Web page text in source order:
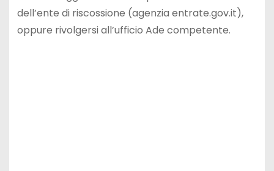
dell’ente di riscossione (agenzia entrate.gov.it),
oppure rivolgersi all’ufficio Ade competente.